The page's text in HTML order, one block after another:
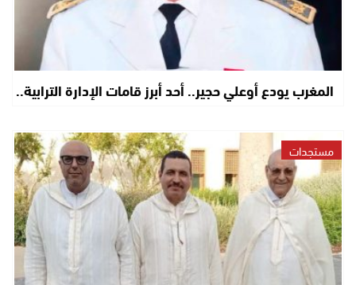
المغرب يودع أوعلي حجير.. أحد أبرز قامات الإدارة الترابية..
مستجدات